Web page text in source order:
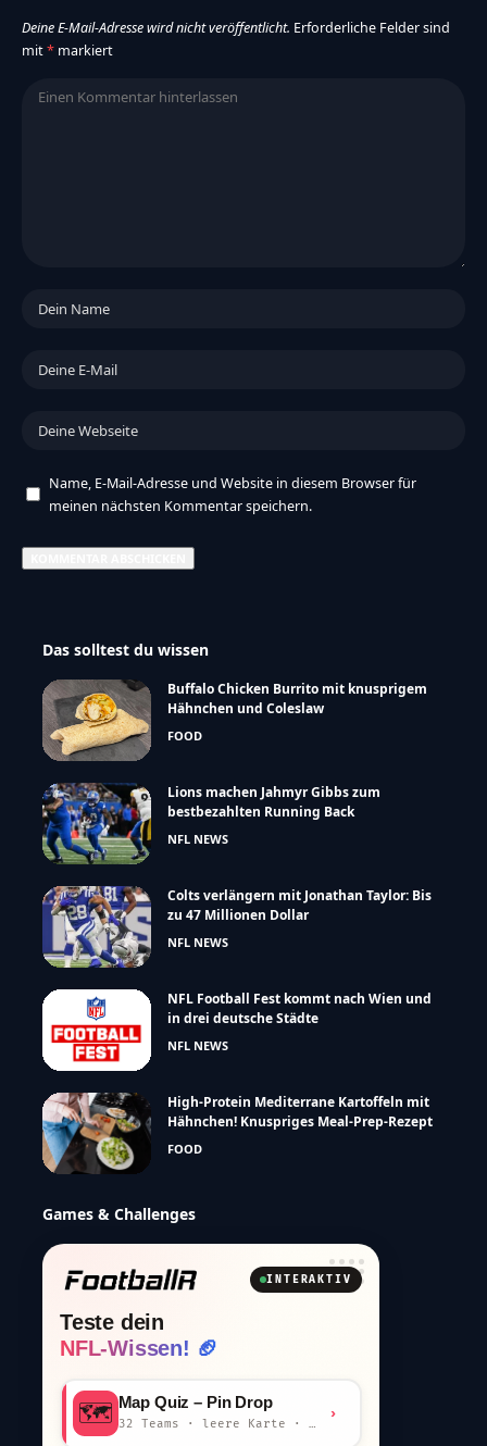
Deine E-Mail-Adresse wird nicht veröffentlicht. Erforderliche Felder sind
mit* markiert
Name, E-Mail-Adresse und Website in diesem Browser für
meinen nächsten Kommentar speichern.
Das solltest du wissen
Buffalo Chicken Burrito mit knusprigem
Hähnchen und Coleslaw
FOOD
Lions machen Jahmyr Gibbs zum
bestbezahlten Running Back
NFL NEWS
Colts verlängern mit Jonathan Taylor: Bis
zu 47 Millionen Dollar
NFL NEWS
NFL Football Fest kommt nach Wien und
in drei deutsche Städte
NFL NEWS
High-Protein Mediterrane Kartoffeln mit
Hähnchen! Knuspriges Meal-Prep-Rezept
FOOD
Games & Challenges
INTERAKTIV
Teste dein
NFL-Wissen! 🏈
🗺️ Map Quiz – Pin Drop
32 Teams · leere Karte · km-Wertung
›